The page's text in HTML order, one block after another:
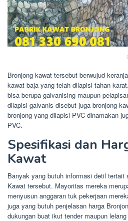
Bronjong kawat tersebut berwujud
kawat baja yang telah dilapisi tahan
bisa berupa galvanising maupun
dilapisi galvanis disebut juga bronjong
bronjong yang dilapisi PVC dinamakan
PVC.
Spesifikasi dan
Kawat
Banyak yang butuh informasi detil tertait
Kawat tersebut. Mayoritas mereka
menyusun anggaran tuk pekerjaan
juga yang butuh penjelasan harga
dukungan buat ikut tender maupun